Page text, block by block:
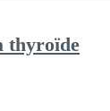
thyroïde